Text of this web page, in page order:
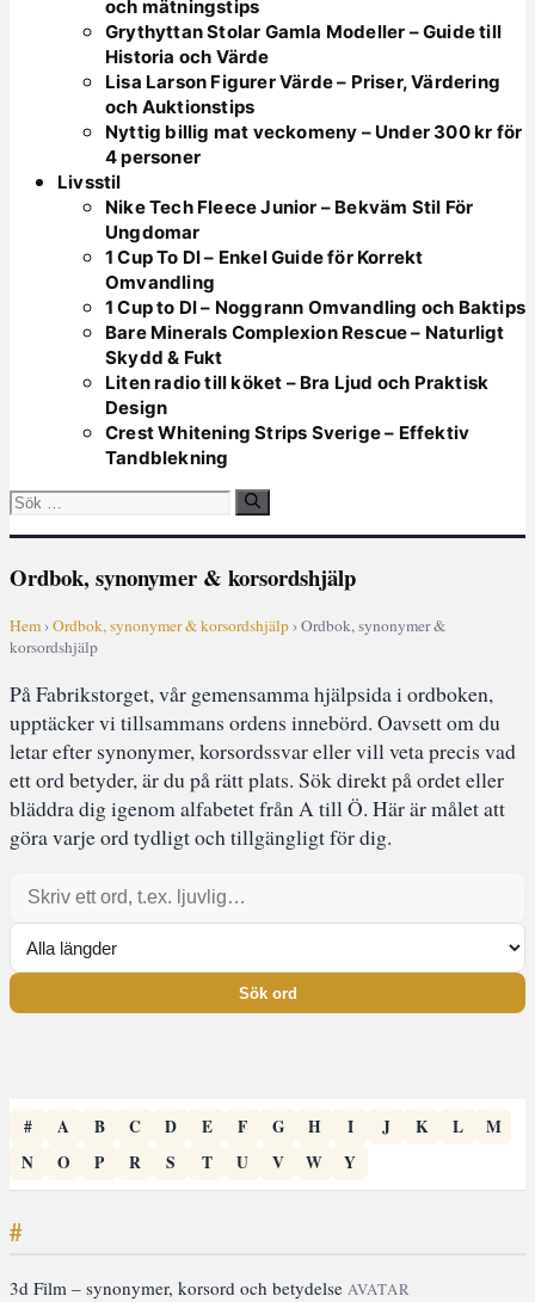
och mätningstips
Grythyttan Stolar Gamla Modeller – Guide till
Historia och Värde
Lisa Larson Figurer Värde – Priser, Värdering
och Auktionstips
Nyttig billig mat veckomeny – Under 300 kr för
4 personer
Livsstil
Nike Tech Fleece Junior – Bekväm Stil För
Ungdomar
1 Cup To Dl – Enkel Guide för Korrekt
Omvandling
1 Cup to Dl – Noggrann Omvandling och Baktips
Bare Minerals Complexion Rescue – Naturligt
Skydd & Fukt
Liten radio till köket – Bra Ljud och Praktisk
Design
Crest Whitening Strips Sverige – Effektiv
Tandblekning
Sök
Ordbok, synonymer & korsordshjälp
Hem›Ordbok, synonymer & korsordshjälp› Ordbok, synonymer &
korsordshjälp
På Fabrikstorget, vår gemensamma hjälpsida i ordboken,
upptäcker vi tillsammans ordens innebörd. Oavsett om du
letar efter synonymer, korsordssvar eller vill veta precis vad
ett ord betyder, är du på rätt plats. Sök direkt på ordet eller
bläddra dig igenom alfabetet från A till Ö. Här är målet att
göra varje ord tydligt och tillgängligt för dig.
Sök ord
# A B C D E F G H I J K L
M
N
O P R S T U V W Y
#
3d Film – synonymer, korsord och betydelse AVATAR